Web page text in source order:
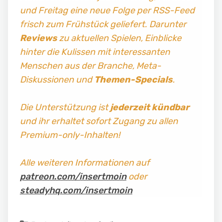
und Freitag eine neue Folge per RSS-Feed
frisch zum Frühstück geliefert. Darunter
Reviewszu aktuellen Spielen, Einblicke
hinter die Kulissen mit interessanten
Menschen aus der Branche, Meta-
Diskussionen und Themen-Specials.
Die Unterstützung istjederzeit kündbar
und ihr erhaltet sofort Zugang zu allen
Premium-only-Inhalten!
Alle weiteren Informationen auf
patreon.com/insertmoinoder
steadyhq.com/insertmoin